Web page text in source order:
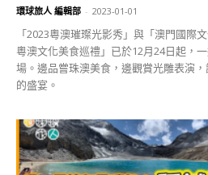
環球旅人 編輯部 - 2023-01-01
「2023粵澳璀璨光影秀」與「澳門國際
粵澳文化美食巡禮」已於12月24日起，
場。邊品嘗珠澳美食，邊觀賞光雕表演，
的盛宴。